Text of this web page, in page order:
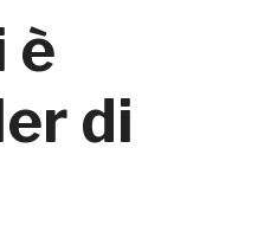
è
di